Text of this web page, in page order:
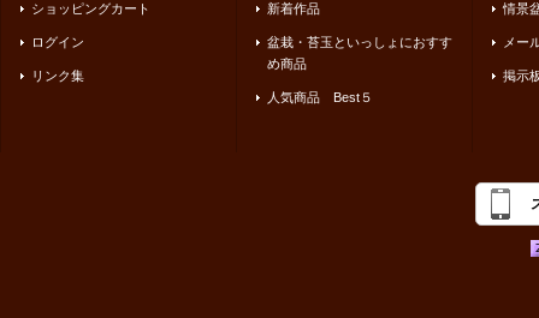
ショッピングカート
ログイン
リンク集
新着作品
盆栽・苔玉といっしょにおすす
め商品
人気商品 Best５
情景
メー
掲示